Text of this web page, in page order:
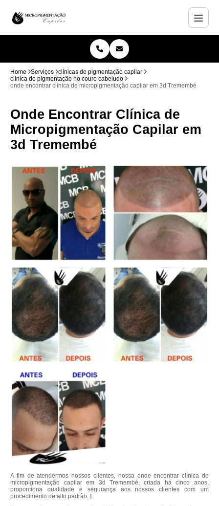
Home Serviços
clínicas de pigmentação capilar
clínica de pigmentação no couro cabeludo
onde encontrar clínica de micropigmentação capilar em 3d Tremembé
Onde Encontrar Clínica de
Micropigmentação Capilar em
3d Tremembé
A fim de atendermos nossos clientes, nossa onde encontrar clínica de
micropigmentação capilar em 3d Tremembé, criada há cinco anos,
proporciona qualidade e segurança aos nossos clientes com um
procedimento de alto padrão. ]